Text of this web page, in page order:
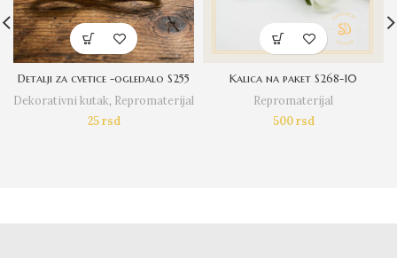
Detalji za cvetice -ogledalo S255
Dekorativni kutak, Repromaterijal
25rsd
Kalica na paket S268-10
Repromaterijal
500rsd